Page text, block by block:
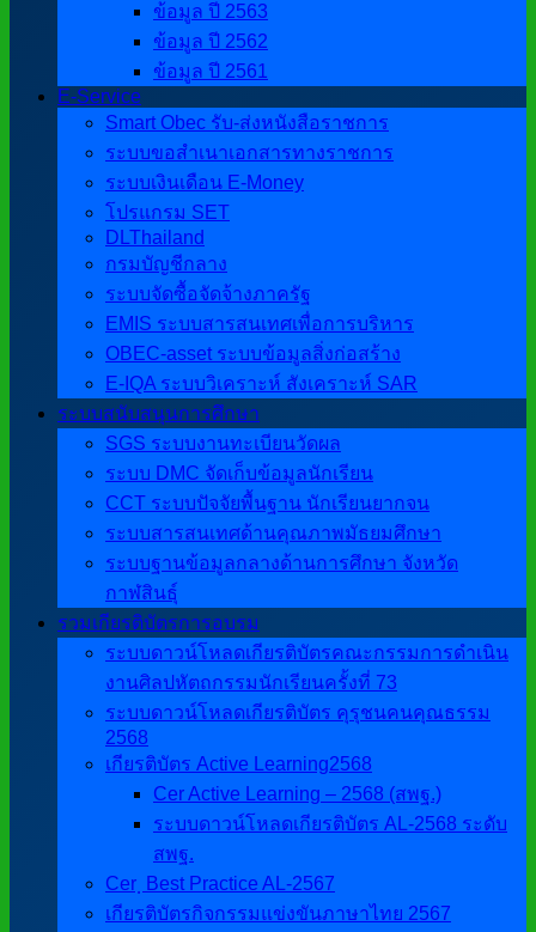
ข้อมูล ปี 2563
ข้อมูล ปี 2562
ข้อมูล ปี 2561
E-Service
Smart Obec รับ-ส่งหนังสือราชการ
ระบบขอสำเนาเอกสารทางราชการ
ระบบเงินเดือน E-Money
โปรแกรม SET
DLThailand
กรมบัญชีกลาง
ระบบจัดซื้อจัดจ้างภาครัฐ
EMIS ระบบสารสนเทศเพื่อการบริหาร
OBEC-asset ระบบข้อมูลสิ่งก่อสร้าง
E-IQA ระบบวิเคราะห์ สังเคราะห์ SAR
ระบบสนับสนุนการศึกษา
SGS ระบบงานทะเบียนวัดผล
ระบบ DMC จัดเก็บข้อมูลนักเรียน
CCT ระบบปัจจัยพื้นฐาน นักเรียนยากจน
ระบบสารสนเทศด้านคุณภาพมัธยมศึกษา
ระบบฐานข้อมูลกลางด้านการศึกษา จังหวัด
กาฬสินธุ์
รวมเกียรติบัตรการอบรม
ระบบดาวน์โหลดเกียรติบัตรคณะกรรมการดำเนิน
งานศิลปหัตถกรรมนักเรียนครั้งที่ 73
ระบบดาวน์โหลดเกียรติบัตร คุรุชนคนคุณธรรม
2568
เกียรติบัตร Active Learning2568
Cer Active Learning – 2568 (สพฐ.)
ระบบดาวน์โหลดเกียรติบัตร AL-2568 ระดับ
สพฐ.
Cer ฺ Best Practice AL-2567
เกียรติบัตรกิจกรรมแข่งขันภาษาไทย 2567